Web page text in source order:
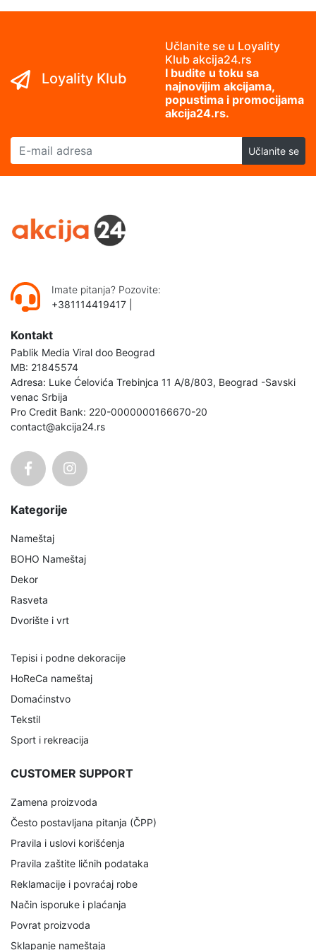
Loyality Klub
Učlanite se u Loyality
Klub akcija24.rs
I budite u toku sa
najnovijim akcijama,
popustima i promocijama
akcija24.rs.
E-mail adresa
Učlanite se
Imate pitanja? Pozovite:
+381114419417
Kontakt
Pablik Media Viral doo Beograd
MB: 21845574
Adresa: Luke Ćelovića Trebinjca 11 A/8/803, Beograd -Savski
venac Srbija
Pro Credit Bank: 220-0000000166670-20
contact@akcija24.rs
Kategorije
Nameštaj
BOHO Nameštaj
Dekor
Rasveta
Dvorište i vrt
Tepisi i podne dekoracije
HoReCa nameštaj
Domaćinstvo
Tekstil
Sport i rekreacija
CUSTOMER SUPPORT
Zamena proizvoda
Često postavljana pitanja (ČPP)
Pravila i uslovi korišćenja
Pravila zaštite ličnih podataka
Reklamacije i povraćaj robe
Način isporuke i plaćanja
Povrat proizvoda
Sklapanje nameštaja